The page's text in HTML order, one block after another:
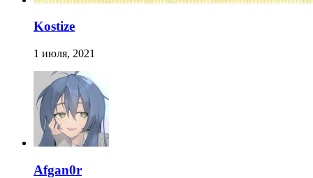
Kostize
1 июля, 2021
Afgan0r